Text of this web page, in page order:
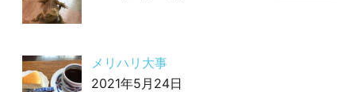
メリハリ大事
2021年5月24日